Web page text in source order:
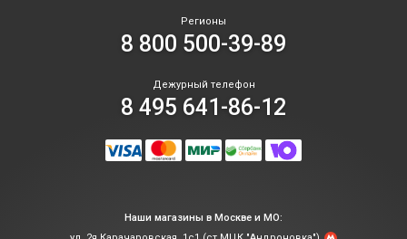
Регионы
8 800 500-39-89
Дежурный телефон
8 495 641-86-12
Наши магазины в Москве и МО: